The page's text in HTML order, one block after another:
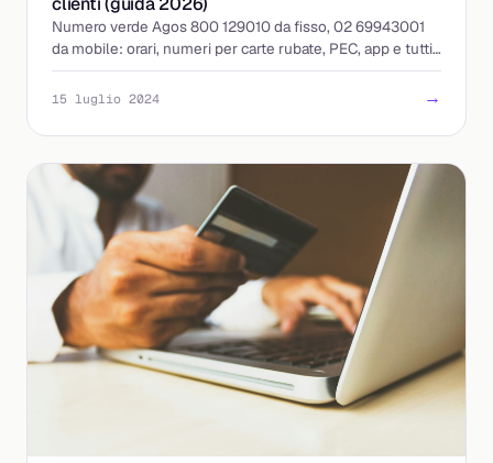
Numero verde Agos 800 129010 da fisso, 02 69943001
da mobile: orari, numeri per carte rubate, PEC, app e tutti i
contatti utili aggiornati al 2026.
15 luglio 2024 →